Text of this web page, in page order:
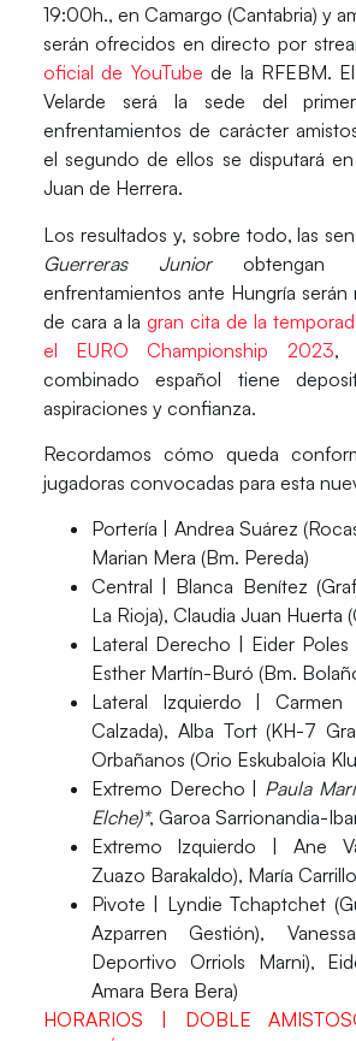
19:00h., en Camargo (Cantabria) y
serán ofrecidos en directo por
oficial de YouTube de la RFEBM. El
Velarde será la sede del
enfrentamientos de carácter
el segundo de ellos se disputará
Juan de Herrera.
Los resultados y, sobre todo, las
Guerreras Junior
enfrentamientos ante Hungría serán
de cara a lagran cita de la
el EURO Championship 2023,
combinado español tiene
aspiraciones y confianza.
Recordamos cómo queda
jugadoras convocadas para esta
Portería | Andrea Suárez
Marian Mera (Bm. Pereda)
Central | Blanca Benítez
La Rioja), Claudia Juan Huerta
Lateral Derecho | Eider Poles
Esther Martín-Buró (Bm.
Lateral Izquierdo | Carmen
Calzada), Alba Tort (KH-7
Orbañanos (Orio Eskubaloia
Extremo Derecho
Paula
Elche)*, Garoa Sarrionandia-
Extremo Izquierdo | Ane
Zuazo Barakaldo), María
Pivote | Lyndie Tchaptchet
Azparren Gestión),
Deportivo Orriols Marni),
Amara Bera Bera)
HORARIOS | DOBLE